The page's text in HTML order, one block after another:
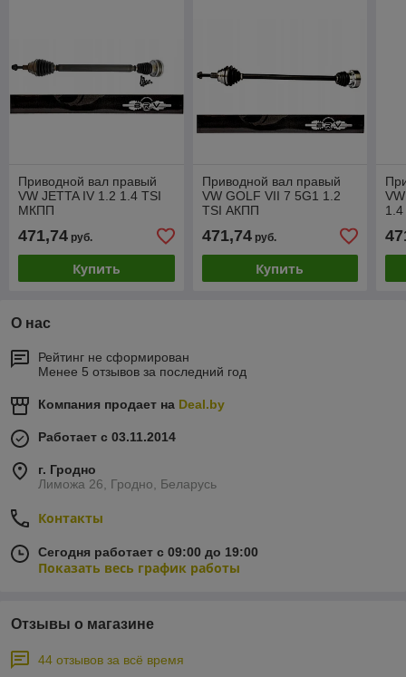
Приводной вал правый
VW JETTA IV 1.2 1.4 TSI
МКПП
471,74 руб.
Купить
Приводной вал правый
VW GOLF VII 7 5G1 1.2
TSI АКПП
471,74руб.
Купить
О нас
Рейтинг не сформирован
Менее 5 отзывов за последний год
Компания продает на Deal.by
Работает с 03.11.2014
г. Гродно
Лиможа 26, Гродно, Беларусь
Контакты
Сегодня работает с 09:00 до 19:00
Показать весь график работы
Отзывы о магазине
44 отзывов за всё время